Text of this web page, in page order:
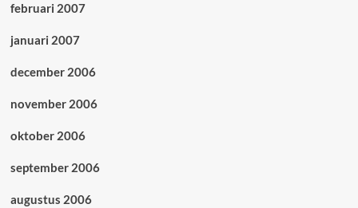
februari 2007
januari 2007
december 2006
november 2006
oktober 2006
september 2006
augustus 2006